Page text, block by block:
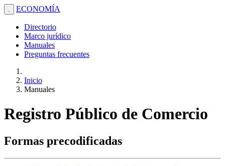
. ECONOMÍA
Directorio
Marco jurídico
Manuales
Preguntas frecuentes
Inicio
Manuales
Registro Público de Comercio
Formas precodificadas